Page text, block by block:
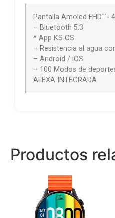
Pantalla Amoled FHD´´-
– Bluetooth 5.3
* App KS OS
– Resistencia al agua
– Android / iOS
– 100 Modos de
ALEXA INTEGRADA
Productos